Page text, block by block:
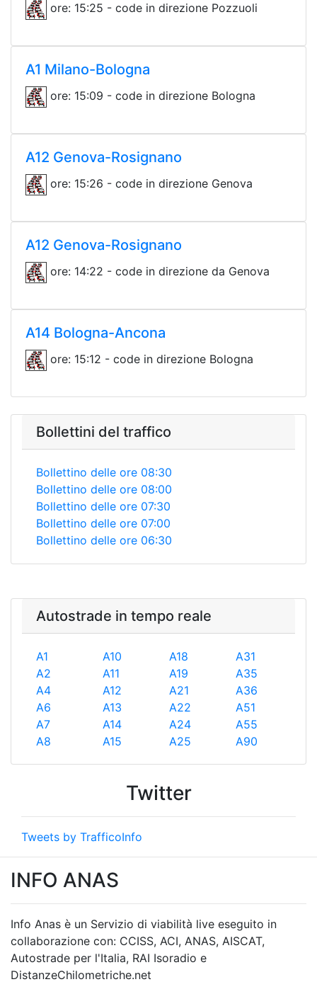
ore: 15:25 - code in direzione Pozzuoli
A1 Milano-Bologna
ore: 15:09 - code in direzione Bologna
A12 Genova-Rosignano
ore: 15:26 - code in direzione Genova
A12 Genova-Rosignano
ore: 14:22 - code in direzione da Genova
A14 Bologna-Ancona
ore: 15:12 - code in direzione Bologna
Bollettini del traffico
Bollettino delle ore 08:30
Bollettino delle ore 08:00
Bollettino delle ore 07:30
Bollettino delle ore 07:00
Bollettino delle ore 06:30
Autostrade in tempo reale
A1
A2
A4
A6
A7
A8
A10
A11
A12
A13
A14
A15
A18
A19
A21
A22
A24
A25
A31
A35
A36
A51
A55
A90
Twitter
Tweets by TrafficoInfo
INFO ANAS
Info Anas è un Servizio di viabilità live eseguito in
collaborazione con: CCISS, ACI, ANAS, AISCAT,
Autostrade per l'Italia, RAI Isoradio e
DistanzeChilometriche.net